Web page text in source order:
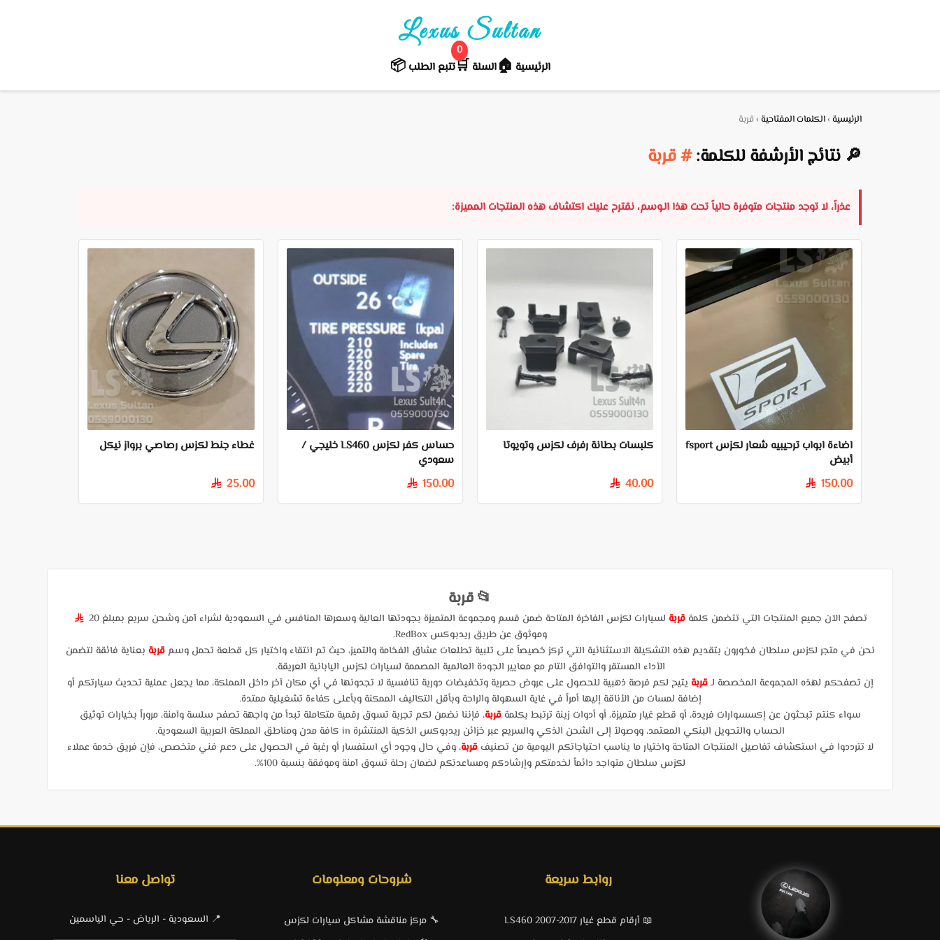
Lexus Sultan
الرئيسية 🏠السلة 🛒️
0
تتبع الطلب📦
الرئيسية ›الكلمات المفتاحية › قربة
🔎 نتائج الأرشفة للكلمة:# قربة
عذراً، لا توجد منتجات متوفرة حالياً تحت هذا الـوسم، نقترح عليك اكتشاف هذه المنتجات المميزة:
اضاءة ابواب ترحيبيه شعار لكزس fsport
أبيض
150.00
§
كلبسات بطانة رفرف لكزس وتويوتا
40.00
§
حساس كفر لكزس LS460 خليجي /
سعودي
150.00
§
غطاء جنط لكزس رصاصي برواز نيكل
25.00
§
📂 قربة
تصفح الآن جميع المنتجات التي تتضمن كلمة قربة لسيارات لكزس الفاخرة المتاحة ضمن قسم ومجموعة المتميزة بجودتها العالية وسعرها المنافس في السعودية لشراء آمن وشحن سريع بمبلغ 20 §
وموثوق عن طريق ريدبوكس RedBox.
نحن في متجر لكزس سلطان فخورون بتقديم هذه التشكيلة الاستثنائية التي تركز خصيصاً على تلبية تطلعات عشاق الفخامة والتميز، حيث تم انتقاء واختيار كل قطعة تحمل وسمقربة بعناية فائقة لتضمن
الأداء المستقر والتوافق التام مع معايير الجودة العالمية المصممة لسيارات لكزس اليابانية العريقة.
إن تصفحكم لهذه المجموعة المخصصة لـقربة يتيح لكم فرصة ذهبية للحصول على عروض حصرية وتخفيضات دورية تنافسية لا تجدونها في أي مكان آخر داخل المملكة، مما يجعل عملية تحديث سيارتكم أو
إضافة لمسات من الأناقة إليها أمراً في غاية السهولة والراحة وبأقل التكاليف الممكنة وبأعلى كفاءة تشغيلية ممتدة.
سواء كنتم تبحثون عن إكسسوارات فريدة، أو قطع غيار متميزة، أو أدوات زينة ترتبط بكلمةقربة، فإننا نضمن لكم تجربة تسوق رقمية متكاملة تبدأ من واجهة تصفح سلسة وآمنة، مروراً بخيارات توثيق
الحساب والتحويل البنكي المعتمد، ووصولاً إلى الشحن الذكي والسريع عبر خزائن ريدبوكس الذكية المنتشرة in كافة مدن ومناطق المملكة العربية السعودية.
لا تترددوا في استكشاف تفاصيل المنتجات المتاحة واختيار ما يناسب احتياجاتكم اليومية من تصنيفقربة، وفي حال وجود أي استفسار أو رغبة في الحصول على دعم فني متخصص، فإن فريق خدمة عملاء
لكزس سلطان متواجد دائماً لخدمتكم وإرشادكم ومساعدتكم لضمان رحلة تسوق آمنة وموفقة بنسبة 100%.
روابط سريعة
📖 أرقام قطع غيار LS460 2007-2017
شروحات ومعلومات
🔧 مركز مناقشة مشاكل سيارات لكزس
تواصل معنا
📍 السعودية - الرياض - حي الياسمين